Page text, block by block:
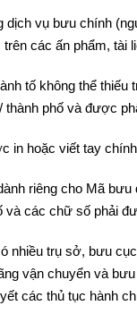
vụ bưu chính
các ấn phẩm, tài
tố không thể
thành phố và được
in hoặc viết tay
riêng cho Mã
và các chữ số phải
nhiều trụ sở, bưu
vận chuyển và
các thủ tục hành